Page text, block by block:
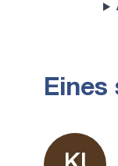
Eines